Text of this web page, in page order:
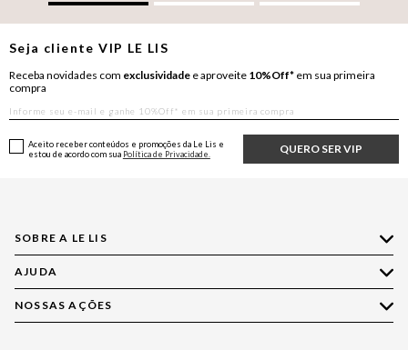
Seja clienteVIP LE LIS
Receba novidades com exclusividade e aproveite 10%Off* em sua primeira
compra
QUERO SER VIP
Aceito receber conteúdos e promoções da Le Lis e
estou de acordo com sua Política de Privacidade.
SOBRE A LE LIS
Quem Somos
Nossas Lojas
AJUDA
Compre pelo WhatsApp
NOSSAS AÇÕES